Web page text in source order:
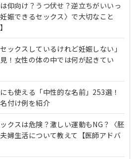
仰向け？うつ伏せ？逆立ちがいいっ
娠できるセックス〉で大切なこと
セックスしているけれど妊娠しない」
！女性の体の中では何が起きてい
も使える「中性的な名前」253選！
付け例を紹介
クスは危険？激しい運動もNG？〈胚
婦生活について教えて【医師アドバ